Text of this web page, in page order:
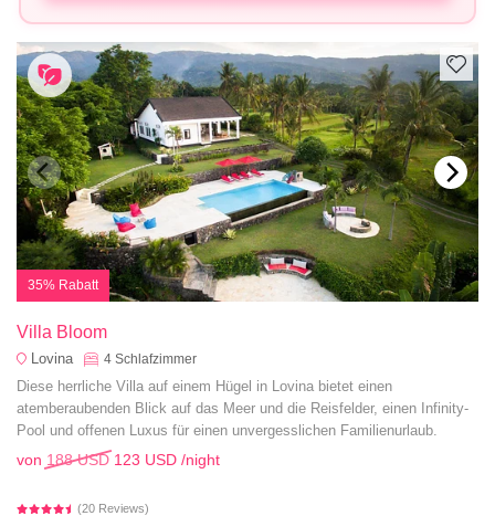
35% Rabatt
Villa Bloom
Lovina 4 Schlafzimmer
Diese herrliche Villa auf einem Hügel in Lovina bietet einen
atemberaubenden Blick auf das Meer und die Reisfelder, einen Infinity-
Pool und offenen Luxus für einen unvergesslichen Familienurlaub.
von 188 USD 123 USD /night
(20 Reviews)